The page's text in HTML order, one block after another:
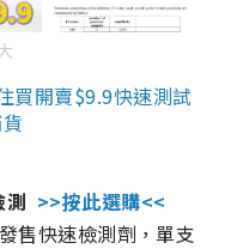
買開賣$9.9快速測試
測 >>按此選購<<
售快速檢測劑，單支